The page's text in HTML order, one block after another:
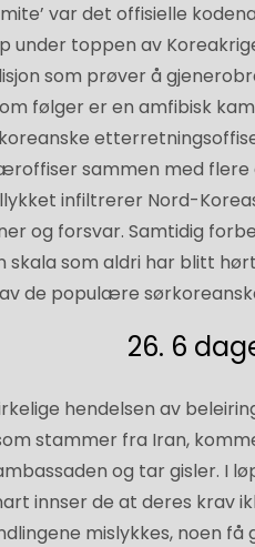
var det offisielle
under toppen av
som prøver å
følger er en amfibisk
sammen med
infiltrerer Nord-
og forsvar. Samtidig
skala som aldri har blitt
de populære
26. 6
hendelsen av
stammer fra Iran,
og tar gisler. I
innser de at deres krav
mislykkes, noen